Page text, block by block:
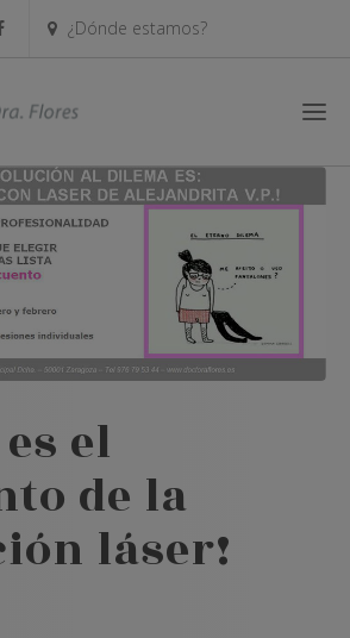
¿Dónde estamos?
el
de la
láser!